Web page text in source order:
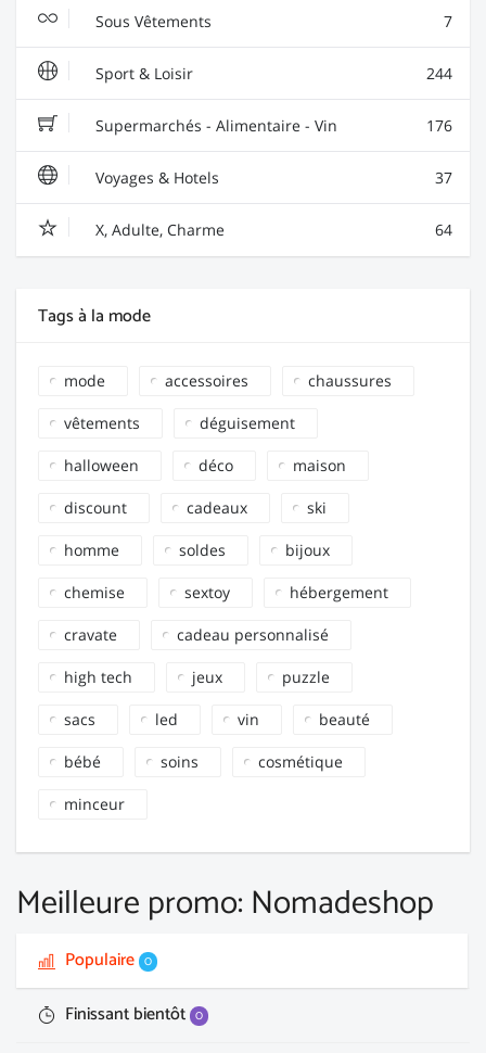
Sous Vêtements 7
Sport & Loisir 244
Supermarchés - Alimentaire - Vin 176
Voyages & Hotels 37
X, Adulte, Charme 64
Tags à la mode
mode accessoires chaussures
vêtements déguisement
halloween déco maison
discount cadeaux ski
homme soldes bijoux
chemise sextoy hébergement
cravate cadeau personnalisé
high tech jeux puzzle
sacs led vin beauté
bébé soins cosmétique
minceur
Meilleure promo: Nomadeshop
Populaire 0
Finissant bientôt 0